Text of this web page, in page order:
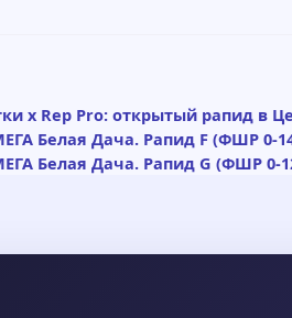
x Rep Pro: открытый рапид в
Белая Дача. Рапид F (ФШР 0-
Белая Дача. Рапид G (ФШР 0-